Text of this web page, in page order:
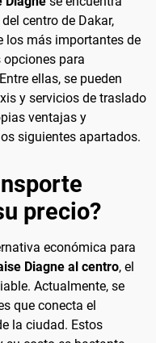
centro de Dakar,
los más importantes de
para
ellas, se pueden
y servicios de traslado
ventajas y
siguientes apartados.
precio?
económica para
Diagne al centro, el
Actualmente, se
que conecta el
la ciudad. Estos